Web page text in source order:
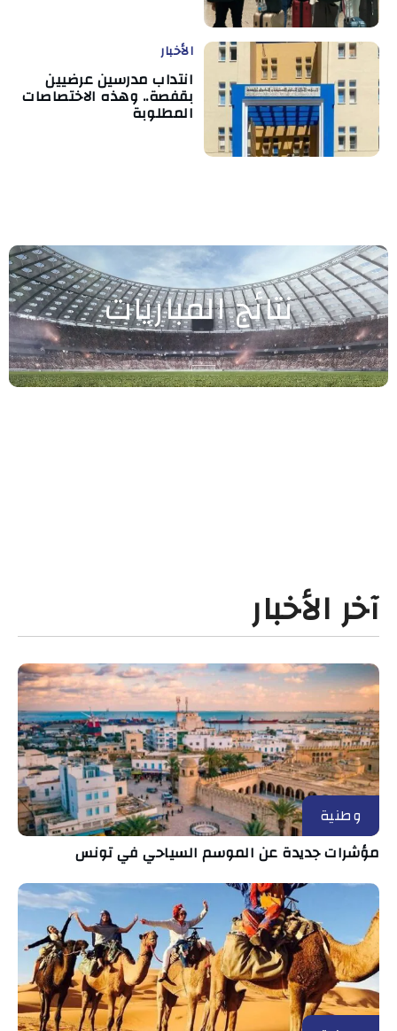
الأخبار
انتداب مدرسين عرضيين
بقفصة.. وهذه الاختصاصات
المطلوبة
نتائج المباريات
آخر الأخبار
وطنية
مؤشرات جديدة عن الموسم السياحي في تونس